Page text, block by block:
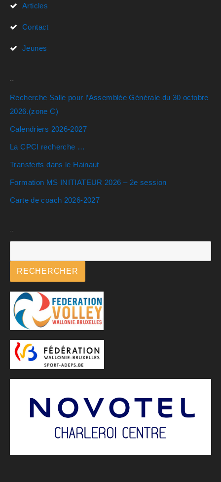
Articles
Contact
Jeunes
Recherche Salle pour l’Assemblée Générale du 30 octobre
2026.(zone C)
Calendriers 2026-2027
La CPCI recherche …
Transferts dans le Hainaut
Formation MS INITIATEUR 2026 – 2e session
Carte de coach 2026-2027
RECHERCHER